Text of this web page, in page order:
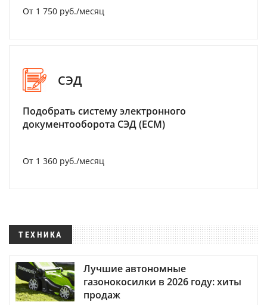
От 1 750 руб./месяц
СЭД
Подобрать систему электронного
документооборота СЭД (ECM)
От 1 360 руб./месяц
ТЕХНИКА
Лучшие автономные
газонокосилки в 2026 году: хиты
продаж